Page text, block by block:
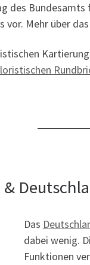
des
vor. Mehr über
Das
dabei wenig.
Funktionen